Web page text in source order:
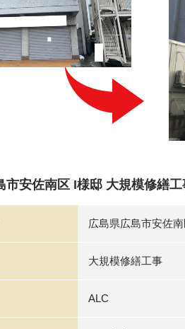
市安佐南区 I様邸 大規模修繕
広島県広島市安佐
大規模修繕工事
ALC